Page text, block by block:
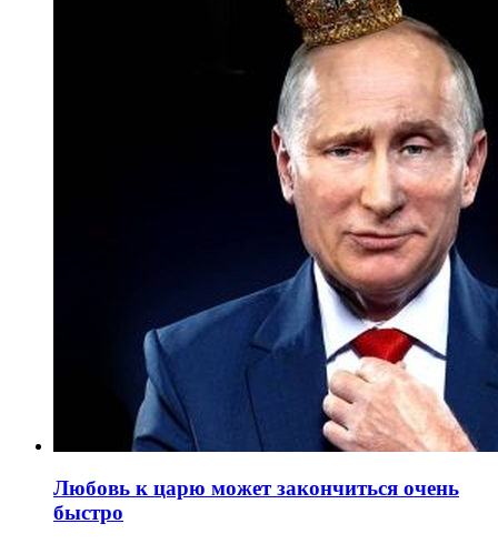
Любовь к царю может закончиться очень
быстро